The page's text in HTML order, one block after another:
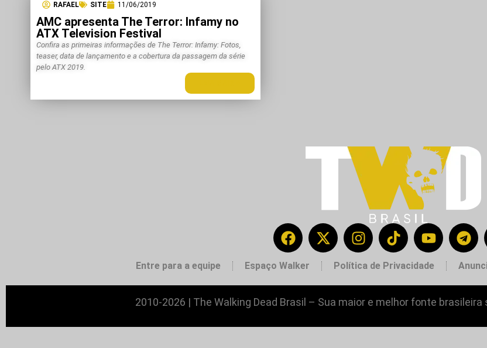
RAFAEL SITE 11/06/2019
AMC apresenta The Terror: Infamy no
ATX Television Festival
Confira as primeiras informações de The Terror: Infamy: Fotos,
teaser, data de lançamento e a cobertura da passagem da série
pelo ATX 2019.
Entre para a equipe Espaço Walker Política de Privacidade
2010-2026 | The Walking Dead Brasil – Sua maior e melhor fonte brasileira